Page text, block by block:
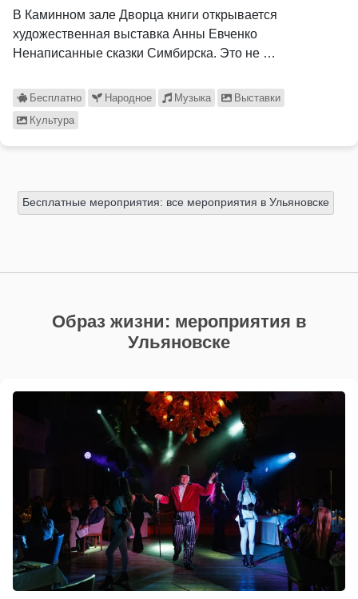
В Каминном зале Дворца книги открывается
художественная выставка Анны Евченко
Ненаписанные сказки Симбирска. Это не …
Бесплатно Народное Музыка
Выставки
Культура
Бесплатные мероприятия: все мероприятия в Ульяновске
Образ жизни: мероприятия в
Ульяновске